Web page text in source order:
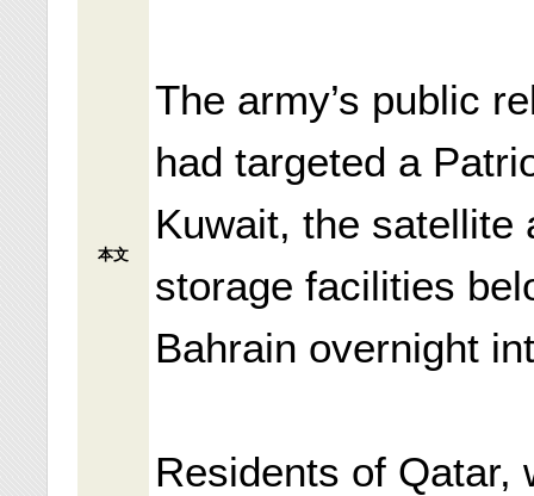
本文
The army’s public
had targeted a
Kuwait, the satellite
storage facilities
Bahrain overnight
Residents of Qatar,